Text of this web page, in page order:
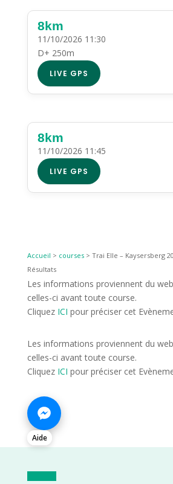
8km
11/10/2026 11:30
D+ 250m
LIVE GPS
8km
11/10/2026 11:45
LIVE GPS
Accueil > courses> Trai Elle – Kaysersberg
Résultats
Les informations proviennent du
celles-ci avant toute course.
Cliquez ICI pour préciser cet
Les informations proviennent du
celles-ci avant toute course.
Cliquez ICI pour préciser cet
Aide